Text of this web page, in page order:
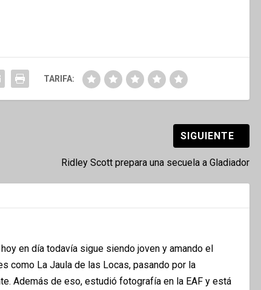
TARIFA:
SIGUIENTE
Ridley Scott prepara una secuela a Gladiador
en día todavía sigue siendo joven y amando el
como La Jaula de las Locas, pasando por la
Además de eso, estudió fotografía en la EAF y está